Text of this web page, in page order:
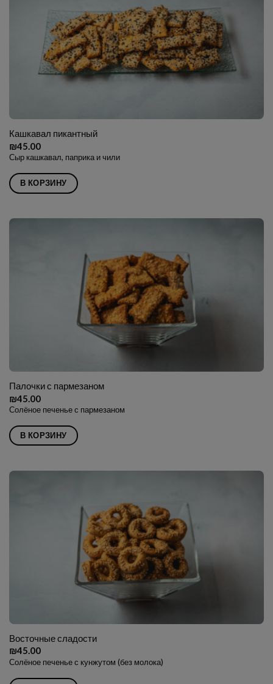
Кашкавал пикантный
₪45.00
Сыр кашкавал, паприка и чили
В КОРЗИНУ
Палочки с пармезаном
₪45.00
Солёное печенье с пармезаном
В КОРЗИНУ
Восточные сладости
₪45.00
Солёное печенье с кунжутом (без молока)